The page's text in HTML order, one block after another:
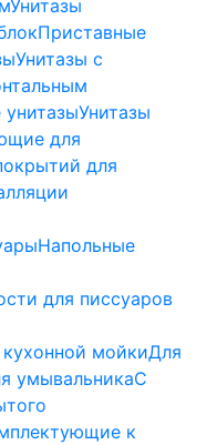
Унитазы
Приставные
Унитазы с
Унитазы
для
для
Напольные
для писсуаров
мойкиДля
умывальникаС
к